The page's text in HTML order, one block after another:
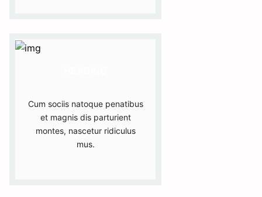
Cum sociis natoque penatibus
et magnis dis parturient
montes, nascetur ridiculus
mus.